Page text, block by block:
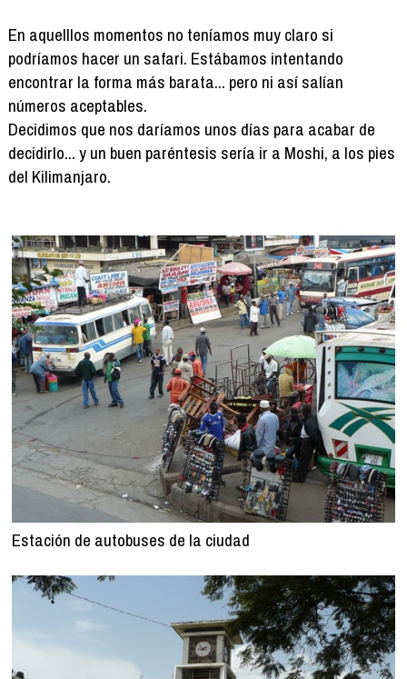
En aquelllos momentos no teníamos muy claro si
podríamos hacer un safari. Estábamos intentando
encontrar la forma más barata... pero ni así salían
números aceptables.
Decidimos que nos daríamos unos días para acabar de
decidirlo... y un buen paréntesis sería ir a Moshi, a los pies
del Kilimanjaro.
Estación de autobuses de la ciudad